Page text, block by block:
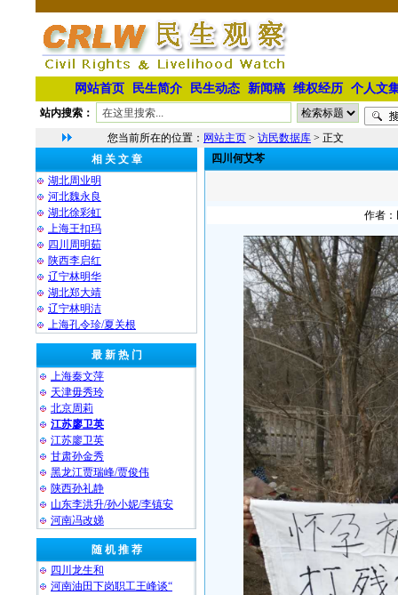
网站首页 民生简介 民生动态 新闻稿 维权经历 个人文
站内搜索：
您当前所在的位置： 网站主页 > 访民数据库 > 正文
相 关 文 章
湖北周业明
河北魏永良
湖北徐彩虹
上海王扣玛
四川周明茹
陕西李启红
辽宁林明华
湖北郑大靖
⁨辽宁林明洁
上海孔令珍/夏关根
最 新 热 门
上海秦文萍
天津毋秀玲
北京周莉
江苏廖卫英
江苏廖卫英
甘肃孙金秀
黑龙江贾瑞峰/贾俊伟
陕西孙礼静
山东李洪升/孙小妮/李镇安
河南冯改娣
随 机 推 荐
四川龙生和
河南油田下岗职工王峰谈“
四川何艾芩
作者：